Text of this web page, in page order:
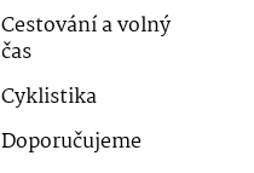
Cestování a volný
čas
Cyklistika
Doporučujeme